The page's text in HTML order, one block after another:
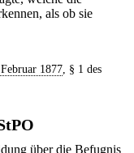
als ob sie
1877, § 1 des
über die Befugnis